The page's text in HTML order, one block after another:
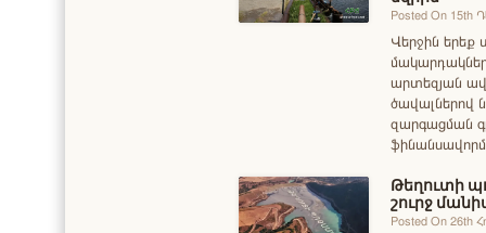
Posted On 15th
Վերջին երեք
արտեզյան
ծավալներով
զարգացման
Թեղուտի
շուրջ
Posted On 26th